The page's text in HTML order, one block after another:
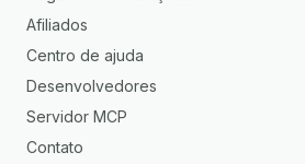
Afiliados
Centro de ajuda
Desenvolvedores
Servidor MCP
Contato